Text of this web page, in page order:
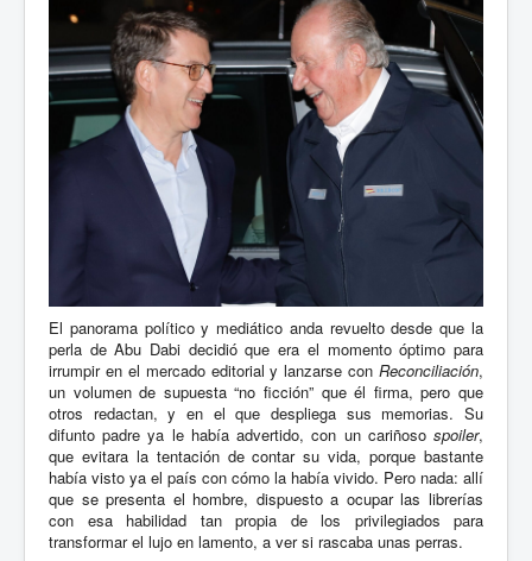
El panorama político y mediático anda revuelto desde que la
perla de Abu Dabi decidió que era el momento óptimo para
irrumpir en el mercado editorial y lanzarse con Reconciliación,
un volumen de supuesta “no ficción” que él firma, pero que
otros redactan, y en el que despliega sus memorias. Su
difunto padre ya le había advertido, con un cariñoso spoiler,
que evitara la tentación de contar su vida, porque bastante
había visto ya el país con cómo la había vivido. Pero nada: allí
que se presenta el hombre, dispuesto a ocupar las librerías
con esa habilidad tan propia de los privilegiados para
transformar el lujo en lamento, a ver si rascaba unas perras.